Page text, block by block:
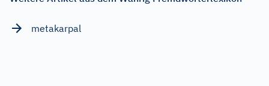
metakarpal